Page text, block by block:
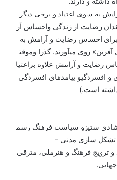
به سوی اعتیاد و برخی دیگر
رضایت از زندگی واحساس آر
برای احساس رضایت و آرامش به
آفرین» روی میآورند.گذرا وموقت
رضایت و آرامش علاوه براعتیا
و افسردگیو ییامدهای افسردگی
است.)
ستیزو سیاست فرهنگ رسم
تشکل سازی مدنی –
و ترویج فرهنگ و هنرملی، مترقی
جهانی.